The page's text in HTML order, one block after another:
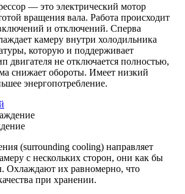
— это электрический мотор
вращения вала. Работа происходит
и отключений. Сперва
камеру внутри холодильника
которую и поддерживает
двигателя не отключается полностью,
снижает обороты. Имеет низкий
энергопотребление.
(surrounding сooling) направляет
с нескольких сторон, они как бы
Охлаждают их равномерно, что
при хранении.